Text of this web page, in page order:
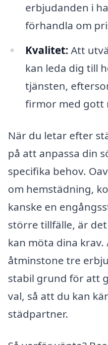
erbjudanden i
förhandla om
Kvalitet: Att
kan leda dig till
tjänsten,
firmor med gott
När du letar efter
på att anpassa din
specifika behov.
om hemstädning,
kanske en
större tillfälle, är
kan möta dina krav.
åtminstone tre
stabil grund för att
val, så att du kan
städpartner.